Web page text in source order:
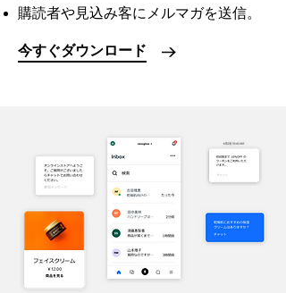
購読者や見込み客にメルマガを送信。
今すぐダウンロード